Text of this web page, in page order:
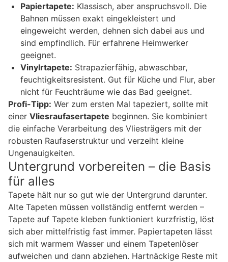
Papiertapete: Klassisch, aber anspruchsvoll. Die
Bahnen müssen exakt eingekleistert und
eingeweicht werden, dehnen sich dabei aus und
sind empfindlich. Für erfahrene Heimwerker
geeignet.
Vinylrtapete: Strapazierfähig, abwaschbar,
feuchtigkeitsresistent. Gut für Küche und Flur, aber
nicht für Feuchträume wie das Bad geeignet.
Profi-Tipp: Wer zum ersten Mal tapeziert, sollte mit
einer Vliesraufasertapete beginnen. Sie kombiniert
die einfache Verarbeitung des Vliesträgers mit der
robusten Raufaserstruktur und verzeiht kleine
Ungenauigkeiten.
Untergrund vorbereiten – die Basis
für alles
Tapete hält nur so gut wie der Untergrund darunter.
Alte Tapeten müssen vollständig entfernt werden –
Tapete auf Tapete kleben funktioniert kurzfristig, löst
sich aber mittelfristig fast immer. Papiertapeten lässt
sich mit warmem Wasser und einem Tapetenlöser
aufweichen und dann abziehen. Hartnäckige Reste mit